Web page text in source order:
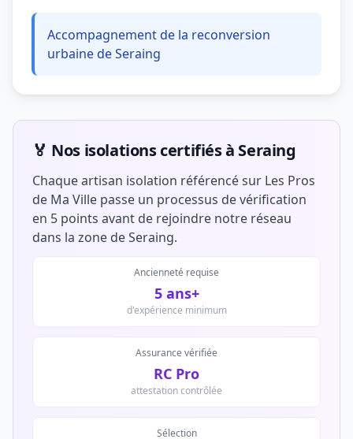
Accompagnement de la reconversion
urbaine de Seraing
🏅 Nos isolations certifiés à Seraing
Chaque artisan isolation référencé sur Les Pros
de Ma Ville passe un processus de vérification
en 5 points avant de rejoindre notre réseau
dans la zone de Seraing.
Ancienneté requise
5 ans+
d'expérience minimum
Assurance vérifiée
RC Pro
attestation contrôlée
Sélection